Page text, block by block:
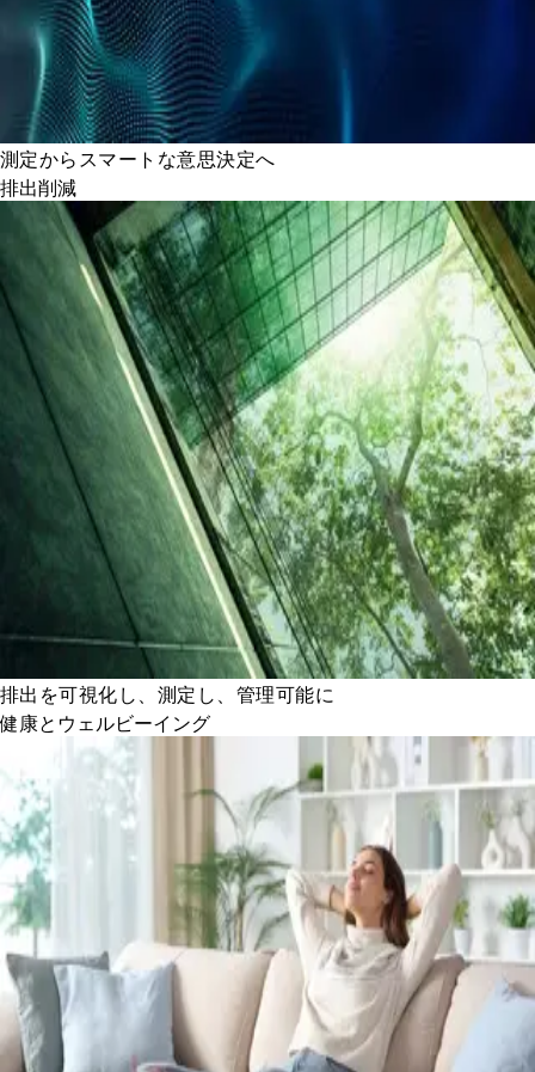
測定からスマートな意思決定へ
排出削減
排出を可視化し、測定し、管理可能に
健康とウェルビーイング